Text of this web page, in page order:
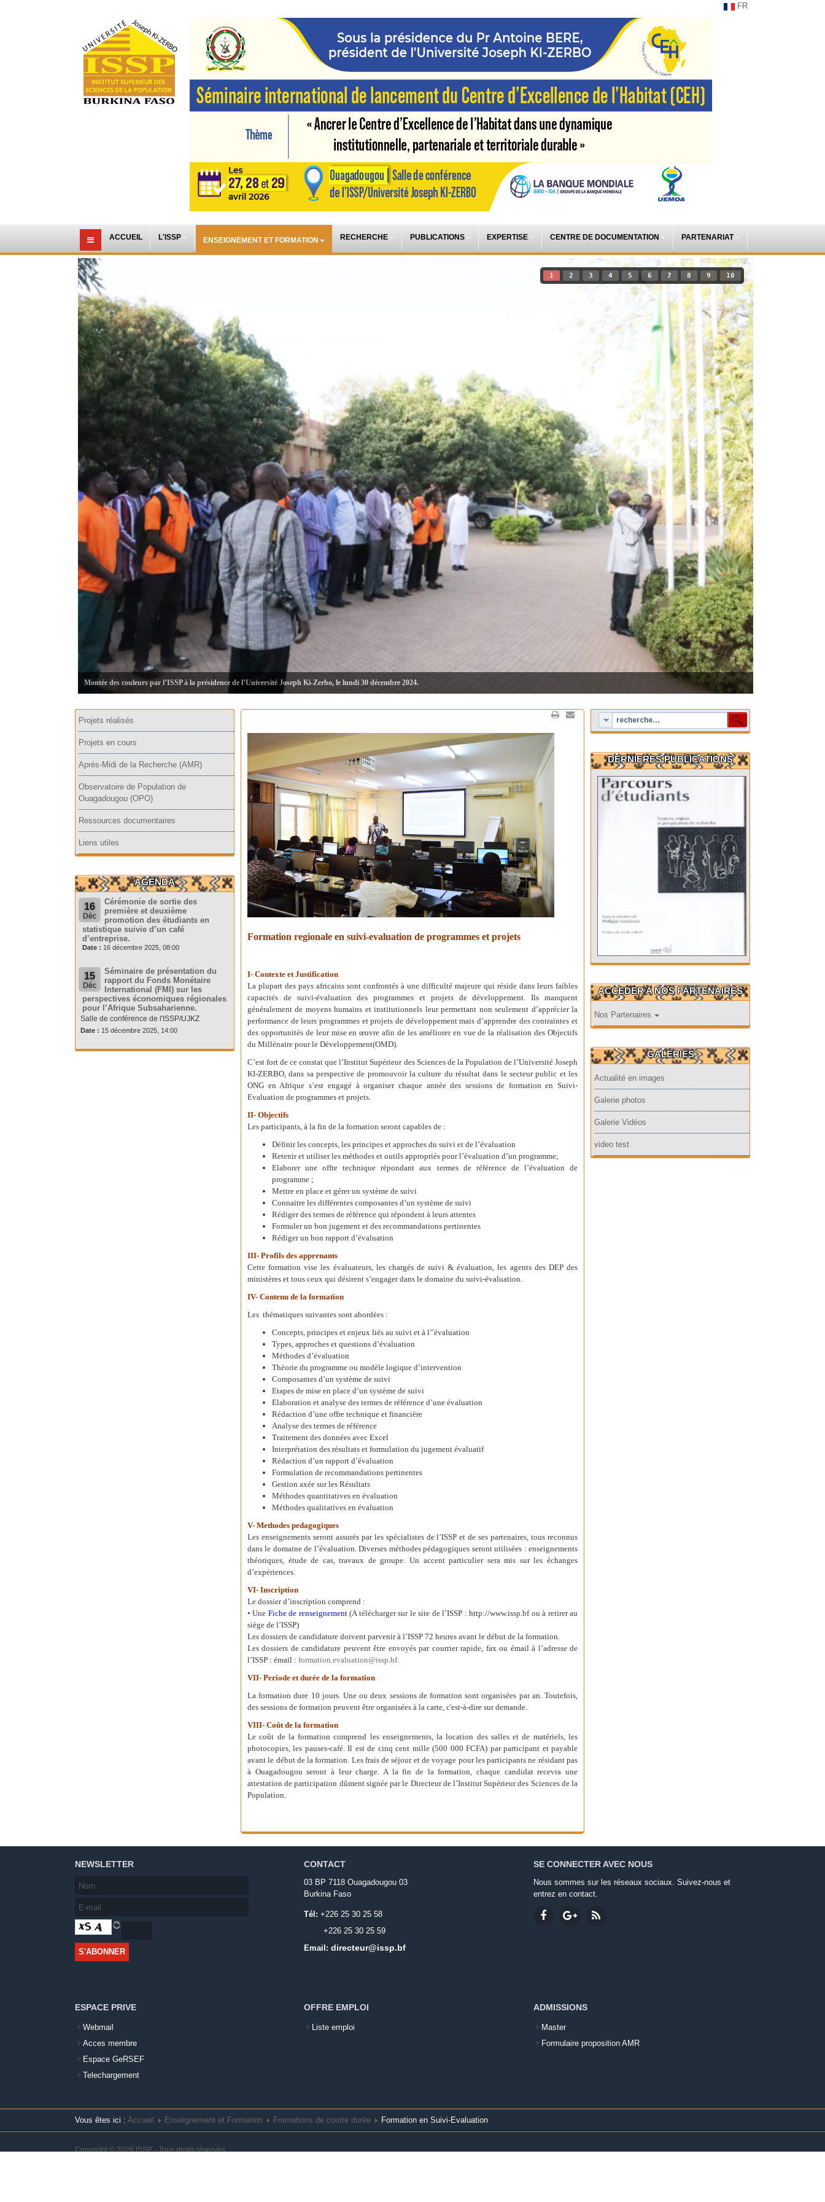
FR
ACCUEIL L'ISSP ENSEIGNEMENT ET FORMATION RECHERCHE PUBLICATIONS EXPERTISE CENTRE DE DOCUMENTATION PARTENARIAT
1 2 3 4 5 6 7 8 9 10
Montée des couleurs par l’ISSP à la présidence de l’Université Joseph Ki-Zerbo, le lundi 30 décembre 2024.
Formation regionale en suivi-evaluation de programmes et projets
I- Contexte et Justification
La plupart des pays africains sont confrontés à une difficulté majeure qui réside dans leurs faibles
capacités de suivi-évaluation des programmes et projets de développement. Ils manquent
généralement de moyens humains et institutionnels leur permettant non seulement d’apprécier la
performance de leurs programmes et projets de développement mais d’apprendre des contraintes et
des opportunités de leur mise en œuvre afin de les améliorer en vue de la réalisation des Objectifs
du Millénaire pour le Développement(OMD).
C’est fort de ce constat que l’Institut Supérieur des Sciences de la Population de l’Université Joseph
KI-ZERBO, dans sa perspective de promouvoir la culture du résultat dans le secteur public et les
ONG en Afrique s’est engagé à organiser chaque année des sessions de formation en Suivi-
Evaluation de programmes et projets.
II- Objectifs
Les participants, à la fin de la formation seront capables de :
Définir les concepts, les principes et approches du suivi et de l’évaluation
Retenir et utiliser les méthodes et outils appropriés pour l’évaluation d’un programme;
Elaborer une offre technique répondant aux termes de référence de l’évaluation de
programme ;
Mettre en place et gérer un système de suivi
Connaitre les différentes composantes d’un système de suivi
Rédiger des termes de référence qui répondent à leurs attentes
Formuler un bon jugement et des recommandations pertinentes
Rédiger un bon rapport d’évaluation
III- Profils des apprenants
Cette formation vise les évaluateurs, les chargés de suivi & évaluation, les agents des DEP des
ministères et tous ceux qui désirent s’engager dans le domaine du suivi-évaluation.
IV- Contenu de la formation
Les thématiques suivantes sont abordées :
Concepts, principes et enjeux liés au suivi et à l’’évaluation
Types, approches et questions d’évaluation
Méthodes d’évaluation
Théorie du programme ou modèle logique d’intervention
Composantes d’un système de suivi
Etapes de mise en place d’un système de suivi
Elaboration et analyse des termes de référence d’une évaluation
Rédaction d’une offre technique et financière
Analyse des termes de référence
Traitement des données avec Excel
Interprétation des résultats et formulation du jugement évaluatif
Rédaction d’un rapport d’évaluation
Formulation de recommandations pertinentes
Gestion axée sur les Résultats
Méthodes quantitatives en évaluation
Méthodes qualitatives en évaluation
V- Methodes pedagogiques
Les enseignements seront assurés par les spécialistes de l’ISSP et de ses partenaires, tous reconnus
dans le domaine de l’évaluation. Diverses méthodes pédagogiques seront utilisées : enseignements
théoriques, étude de cas, travaux de groupe. Un accent particulier sera mis sur les échanges
d’expériences.
VI- Inscription
Le dossier d’inscription comprend :
• Une Fiche de renseignement(A télécharger sur le site de l’ISSP : http://www.issp.bf ou à retirer au
siège de l’ISSP)
Les dossiers de candidature doivent parvenir à l’ISSP 72 heures avant le début de la formation.
Les dossiers de candidature peuvent être envoyés par courrier rapide, fax ou émail à l’adresse de
l’ISSP : émail : formation.evaluation@issp.bf.
VII- Periode et durée de la formation
La formation dure 10 jours. Une ou deux sessions de formation sont organisées par an. Toutefois,
des sessions de formation peuvent être organisées à la carte, c'est-à-dire sur demande.
VIII- Coût de la formation
Le coût de la formation comprend les enseignements, la location des salles et de matériels, les
photocopies, les pauses-café. Il est de cinq cent mille (500 000 FCFA) par participant et payable
avant le début de la formation. Les frais de séjour et de voyage pour les participants ne résidant pas
à Ouagadougou seront à leur charge. A la fin de la formation, chaque candidat recevra une
attestation de participation dûment signée par le Directeur de l’Institut Supérieur des Sciences de la
Population.
Projets réalisés
Projets en cours
Après-Midi de la Recherche (AMR)
Observatoire de Population de
Ouagadougou (OPO)
Ressources documentaires
Liens utiles
AGENDA
16
Déc
Cérémonie de sortie des
première et deuxième
promotion des étudiants en
statistique suivie d’un café
d’entreprise.
Date : 16 décembre 2025, 08:00
15
Déc
Séminaire de présentation du
rapport du Fonds Monétaire
International (FMI) sur les
perspectives économiques régionales
pour l’Afrique Subsaharienne.
Salle de conférence de l'ISSP/UJKZ
Date : 15 décembre 2025, 14:00
DERNIERES PUBLICATIONS
ACCEDER A NOS PARTENAIRES
Nos Partenaires
GALERIES
Actualité en images
Galerie photos
Galerie Vidéos
video test
NEWSLETTER CONTACT
03 BP 7118 Ouagadougou 03
Burkina Faso
Tél:+226 25 30 25 58
+226 25 30 25 59
Email:directeur@issp.bf
SE CONNECTER AVEC NOUS
Nous sommes sur les réseaux sociaux. Suivez-nous et
entrez en contact.
ESPACE PRIVE
Webmail
Acces membre
Espace GeRSEF
Telechargement
OFFRE EMPLOI
Liste emploi
ADMISSIONS
Master
Formulaire proposition AMR
Vous êtes ici : Accueil Enseignement et Formation Formations de courte durée Formation en Suivi-Evaluation
Copyright © 2026 ISSP - Tous droits réservés.